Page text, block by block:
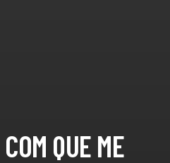
QUE ME